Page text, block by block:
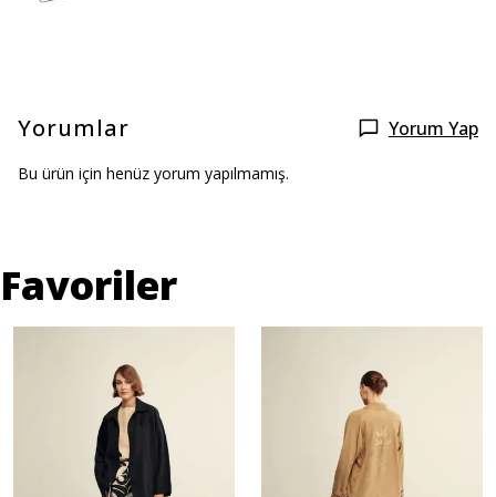
Yorumlar Yorum Yap
Bu ürün için henüz yorum yapılmamış.
Favoriler